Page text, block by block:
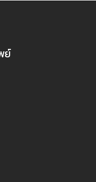
ย์